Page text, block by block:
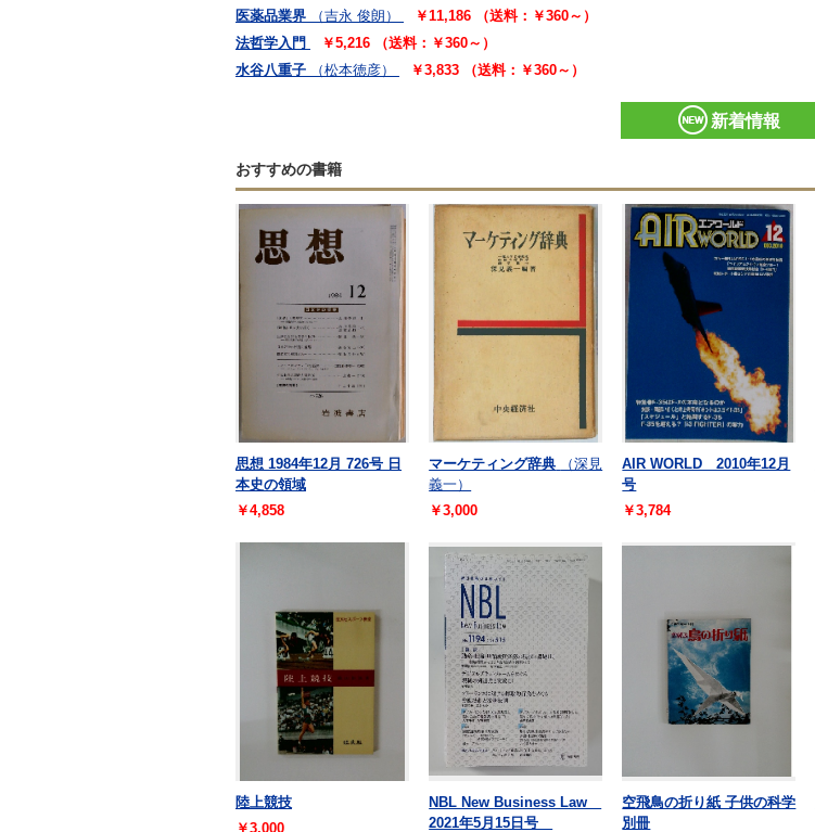
医薬品業界
（吉永 俊朗）
￥11,186 （送料：￥360～）
法哲学入門
￥5,216 （送料：￥360～）
水谷八重子
（松本徳彦） ￥3,833 （送料：￥360～）
新着情報
おすすめの書籍
思想 1984年12月 726号 日
本史の領域
￥4,858
マーケティング辞典
（深見
義一）
￥3,000
AIR WORLD 2010年12月
号
￥3,784
陸上競技
￥3,000
NBL New Business Law
2021年5月15日号
空飛鳥の折り紙 子供の科学
別冊